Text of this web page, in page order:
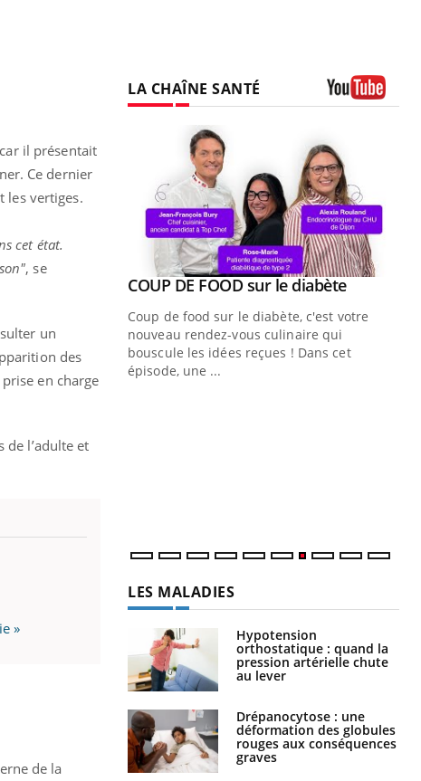
il présentait
Ce dernier
les vertiges.
cet état.
, se
un
des
en charge
de l’adulte et
»
de la
LA CHAÎNE SANTÉ
groupe
de bilan de
jumeau
Youtube
COUP DE FOOD sur le diabèteYoutube
Coup de food sur le diabète, c'est votre
nouveau rendez-vous culinaire qui
bouscule les idées reçues ! Dans cet
épisode, une ...
LES MALADIES
Hypotension
orthostatique : quand la
pression artérielle chute
au lever
Drépanocytose : une
déformation des globules
rouges aux conséquences
graves